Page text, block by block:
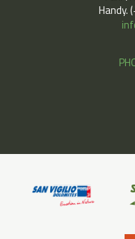
Handy.